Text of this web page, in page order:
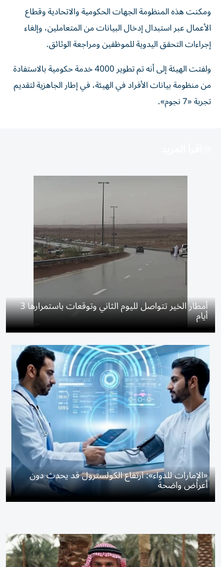
ومكنت هذه المنظومة الجهات الحكومية والاتحادية وقطاع
الأعمال عبر استبدال إدخال البيانات من المتعاملين، وإلغاء
إجراءات التحقق اليدوية للموظفين ومراجعة الوثائق.
ولفتت الهيئة إلى أنه تم تطوير 4000 خدمة حكومية بالاستفادة
من منظومة بيانات الأفراد في الهيئة، في إطار الجاهزية لتقديم
تجربة «7 نجوم».
أمطار الخير تتواصل لليوم الثاني وتوقعات باستمرارها 3
أيام
«الإمارات للدواء»: ارتفاع الكولسترول قد يحدث دون
أعراض واضحة